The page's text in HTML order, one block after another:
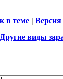
в теме| Версия
Другие виды